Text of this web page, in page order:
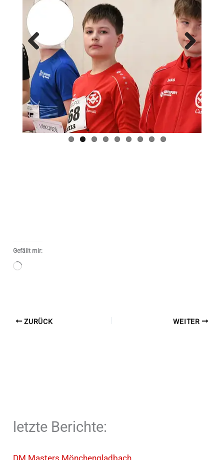
letzte Berichte:
DM Masters Mönchengladbach
Previ
ous
Next
Gefällt mir:
Wird
ZURÜCK WEITER